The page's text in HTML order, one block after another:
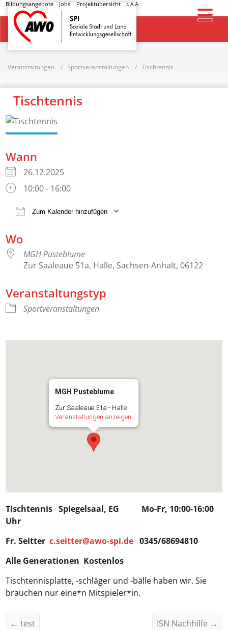
Bildungsangebote Jobs Projektübersicht A AA
Startseite
Veranstaltungen Sportveranstaltungen Tischtennis
Tischtennis
Wann
26.12.2025
10:00 - 16:00
Zum Kalender hinzufügen
Wo
MGH Pusteblume
Zur Saaleaue 51a, Halle, Sachsen-Anhalt, 06122
Veranstaltungstyp
Sportveranstaltungen
MGH Pusteblume
Zur Saaleaue 51a - Halle
Veranstaltungen anzeigen
Tischtennis Spiegelsaal, EG Mo-Fr, 10:00-16:00
Uhr
Fr. Seitterc.seitter@awo-spi.de 0345/68694810
Alle Generationen Kostenlos
Tischtennisplatte, -schläger und -bälle haben wir. Sie
brauchen nur eine*n Mitspieler*in.
← test ISN Nachhilfe →